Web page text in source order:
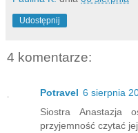
Udostępnij
4 komentarze:
Potravel 6 sierpnia
Siostra Anastazja
przyjemność czytać